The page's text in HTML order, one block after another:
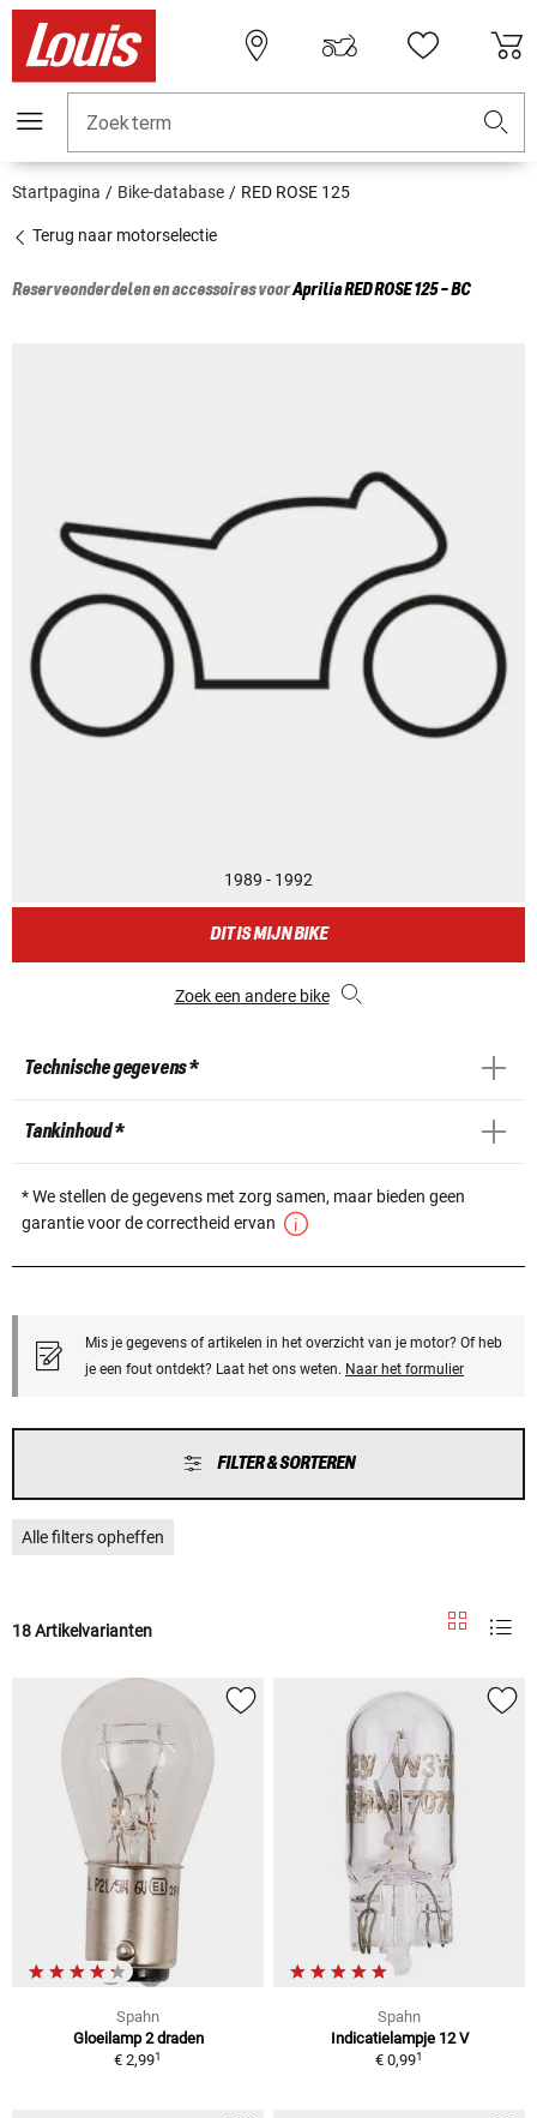
Zoekterm
Startpagina Bike-database RED ROSE 125
Terug naar motorselectie
Reserveonderdelen en accessoires voorApriliaRED ROSE 125 - BC
1989 - 1992
DIT IS MIJN BIKE
Zoek een andere bike
Technische gegevens *
Tankinhoud *
* We stellen de gegevens met zorg samen, maar bieden geen
garantie voor de correctheid ervan
Mis je gegevens of artikelen in het overzicht van je motor? Of heb
je een fout ontdekt? Laat het ons weten. Naar het formulier
FILTER & SORTEREN
Alle filters opheffen
18 Artikelvarianten
Spahn
Gloeilamp 2 draden
€ 2,991
Spahn
Indicatielampje 12 V
€ 0,991